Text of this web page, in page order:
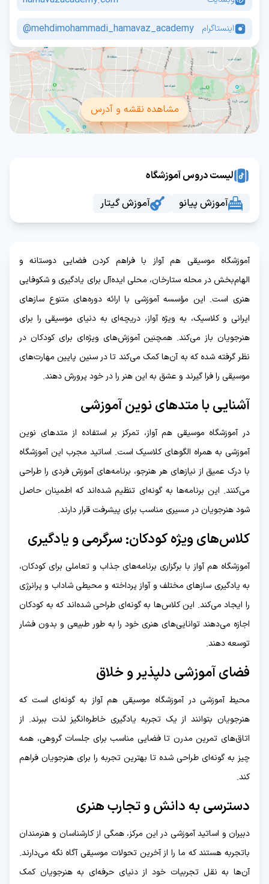
اینستاگرام mehdimohammadi_hamavaz_academy@
مشاهده نقشه و آدرس
لیست دروس آموزشگاه
آموزش پیانو
آموزش گیتار
آموزشگاه موسیقی هم آواز با فراهم کردن فضایی دوستانه و
الهام‌بخش در محله ستارخان، محلی ایده‌آل برای یادگیری و شکوفایی
هنری است. این مؤسسه آموزشی با ارائه دوره‌های متنوع سازهای
ایرانی و کلاسیک، به ویژه آواز، دریچه‌ای به دنیای موسیقی را برای
هنرجویان باز می‌کند. همچنین آموزش‌های ویژه‌ای برای کودکان در
نظر گرفته شده که به آن‌ها کمک می‌کند تا در سنین پایین مهارت‌های
موسیقی را فرا گیرند و عشق به این هنر را در خود پرورش دهند.
آشنایی با متدهای نوین آموزشی
در آموزشگاه موسیقی هم آواز، تمرکز بر استفاده از متدهای نوین
آموزشی به همراه الگوهای کلاسیک است. اساتید مجرب این آموزشگاه
با درک عمیق از نیازهای هر هنرجو، برنامه‌های آموزش فردی را طراحی
می‌کنند. این برنامه‌ها به گونه‌ای تنظیم شده‌اند که اطمینان حاصل
شود هنرجویان در مسیری مناسب برای پیشرفت قرار دارند.
کلاس‌های ویژه کودکان: سرگرمی و یادگیری
آموزشگاه هم آواز با برگزاری برنامه‌های جذاب و تعاملی برای کودکان،
به یادگیری سازهای مختلف و آواز پرداخته و محیطی شاداب و پرانرژی
را ایجاد می‌کند. این کلاس‌ها به گونه‌ای طراحی شده‌اند که به کودکان
اجازه می‌دهند توانایی‌های هنری خود را به طور طبیعی و بدون فشار
توسعه دهند.
فضای آموزشی دلپذیر و خلاق
محیط آموزشی در آموزشگاه موسیقی هم آواز به گونه‌ای است که
هنرجویان بتوانند از یک تجربه یادگیری خاطره‌انگیز لذت ببرند. از
اتاق‌های تمرین مدرن تا فضایی مناسب برای جلسات گروهی، همه
چیز به گونه‌ای طراحی شده تا بهترین تجربه را برای هنرجویان فراهم
کند.
دسترسی به دانش و تجارب هنری
دبیران و اساتید آموزشی در این مرکز، همگی از کارشناسان و هنرمندان
باتجربه هستند که ما را از آخرین تحولات موسیقی آگاه نگه می‌دارند.
آن‌ها به نقل تجربیات خود از دنیای حرفه‌ای به هنرجویان کمک